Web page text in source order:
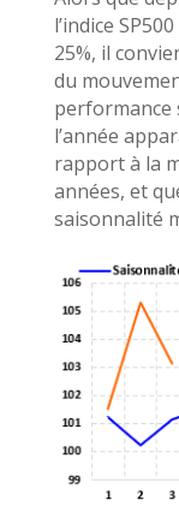
l’indice
25%, il
du
performance
l’année
rapport à la
années, et
saisonnalité